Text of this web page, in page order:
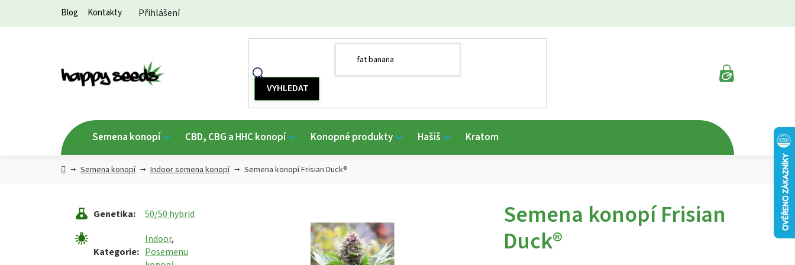
Blog Kontakty Přihlášení
NÁKUPNÍ
Semena konopí CBD, CBG a HHC konopí Konopné produkty Hašiš Kratom
HlavníSemena konopí Indoor semena konopí Semena konopí Frisian Duck®
Semena konopí Frisian
Duck®
Genetika: 50/50 hybrid
Kategorie:
Indoor,
Posemenu